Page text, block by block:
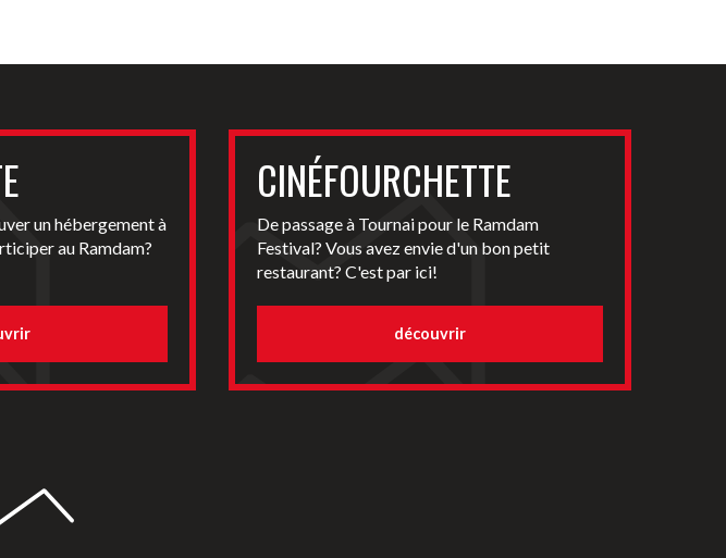
un hébergement à
au Ramdam?
CINÉFOURCHETTE
De passage à Tournai pour le Ramdam
Festival? Vous avez envie d'un bon petit
restaurant? C'est par ici!
découvrir